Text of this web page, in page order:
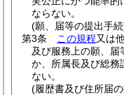
ならない。
(願、届等の提出手
第3条
この規程又は
及び服務上の願、届
か、所属長及び総務
ない。
(履歴書及び住所届